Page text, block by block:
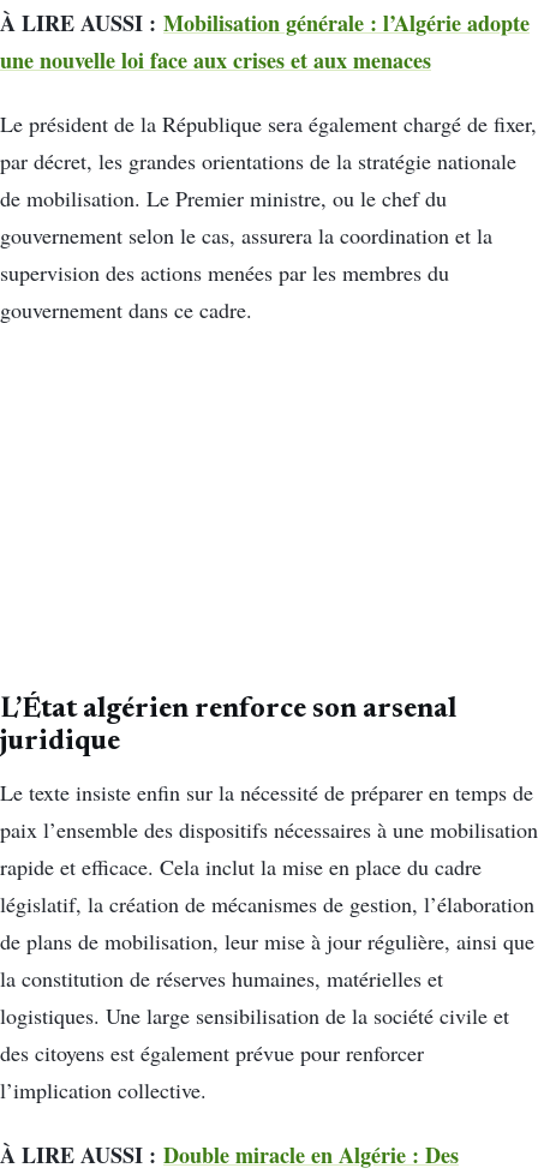
À LIRE AUSSI : Mobilisation générale : l’Algérie adopte
une nouvelle loi face aux crises et aux menaces
Le président de la République sera également chargé de fixer,
par décret, les grandes orientations de la stratégie nationale
de mobilisation. Le Premier ministre, ou le chef du
gouvernement selon le cas, assurera la coordination et la
supervision des actions menées par les membres du
gouvernement dans ce cadre.
L’État algérien renforce son arsenal
juridique
Le texte insiste enfin sur la nécessité de préparer en temps de
paix l’ensemble des dispositifs nécessaires à une mobilisation
rapide et efficace. Cela inclut la mise en place du cadre
législatif, la création de mécanismes de gestion, l’élaboration
de plans de mobilisation, leur mise à jour régulière, ainsi que
la constitution de réserves humaines, matérielles et
logistiques. Une large sensibilisation de la société civile et
des citoyens est également prévue pour renforcer
l’implication collective.
À LIRE AUSSI : Double miracle en Algérie : Des